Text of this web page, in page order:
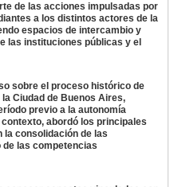
de las acciones impulsadas por
a los distintos actores de la
espacios de intercambio y
las instituciones públicas y el
sobre el proceso histórico de
Ciudad de Buenos Aires,
previo a la autonomía
abordó los principales
la consolidación de las
las competencias